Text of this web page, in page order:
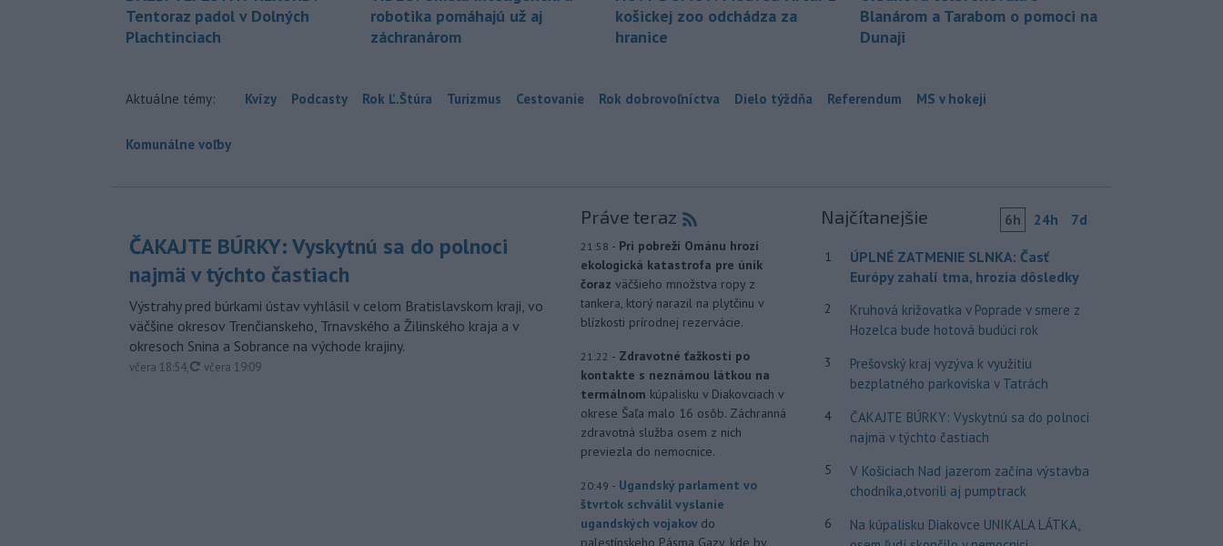
Tentoraz padol v Dolných
Plachtinciach
robotika pomáhajú už aj
záchranárom
košickej zoo odchádza za
hranice
Blanárom a Tarabom o pomoci na
Dunaji
Aktuálne témy: Kvízy Podcasty Rok Ľ.Štúra Turizmus Cestovanie Rok dobrovoľníctva Dielo týždňa Referendum MS v hokeji
Komunálne voľby
ČAKAJTE BÚRKY: Vyskytnú sa do polnoci
najmä v týchto častiach
Výstrahy pred búrkami ústav vyhlásil v celom Bratislavskom kraji, vo
väčšine okresov Trenčianskeho, Trnavského a Žilinského kraja a v
okresoch Snina a Sobrance na východe krajiny.
včera 18:54, aktualizované
včera 19:09
Práve teraz
21:58 - Pri pobreží Ománu hrozí
ekologická katastrofa pre únik
čoraz väčšieho množstva ropy z
tankera, ktorý narazil na plytčinu v
blízkosti prírodnej rezervácie.
21:22 - Zdravotné ťažkosti po
kontakte s neznámou látkou na
termálnom kúpalisku v Diakovciach v
okrese Šaľa malo 16 osôb. Záchranná
zdravotná služba osem z nich
previezla do nemocnice.
20:49 - Ugandský parlament vo
štvrtok schválil vyslanie
ugandských vojakov do
palestínskeho Pásma Gazy, kde by
Najčítanejšie 6h 24h 7d
1
ÚPLNÉ ZATMENIE SLNKA: Časť
Európy zahalí tma, hrozia dôsledky
2
Kruhová križovatka v Poprade v smere z
Hozelca bude hotová budúci rok
3
Prešovský kraj vyzýva k využitiu
bezplatného parkoviska v Tatrách
4
ČAKAJTE BÚRKY: Vyskytnú sa do polnoci
najmä v týchto častiach
5
V Košiciach Nad jazerom začína výstavba
chodníka,otvorili aj pumptrack
6
Na kúpalisku Diakovce UNIKALA LÁTKA,